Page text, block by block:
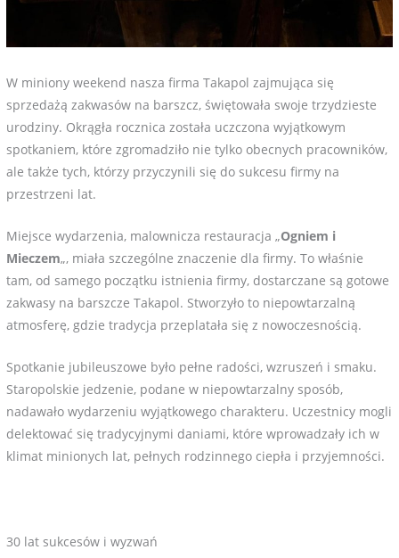
W miniony weekend nasza firma Takapol zajmująca się
sprzedażą zakwasów na barszcz, świętowała swoje trzydzieste
urodziny. Okrągła rocznica została uczczona wyjątkowym
spotkaniem, które zgromadziło nie tylko obecnych pracowników,
ale także tych, którzy przyczynili się do sukcesu firmy na
przestrzeni lat.
Miejsce wydarzenia, malownicza restauracja „Ogniem i
Mieczem„, miała szczególne znaczenie dla firmy. To właśnie
tam, od samego początku istnienia firmy, dostarczane są gotowe
zakwasy na barszcze Takapol. Stworzyło to niepowtarzalną
atmosferę, gdzie tradycja przeplatała się z nowoczesnością.
Spotkanie jubileuszowe było pełne radości, wzruszeń i smaku.
Staropolskie jedzenie, podane w niepowtarzalny sposób,
nadawało wydarzeniu wyjątkowego charakteru. Uczestnicy mogli
delektować się tradycyjnymi daniami, które wprowadzały ich w
klimat minionych lat, pełnych rodzinnego ciepła i przyjemności.
30 lat sukcesów i wyzwań